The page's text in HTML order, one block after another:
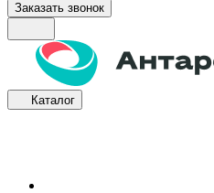
Заказать звонок
Каталог